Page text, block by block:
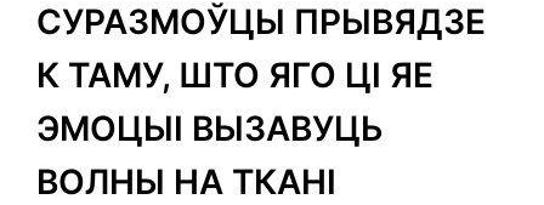
СУРАЗМОЎЦЫ ПРЫВЯДЗЕ
К ТАМУ, ШТО ЯГО ЦІ ЯЕ
ЭМОЦЫІ ВЫЗАВУЦЬ
ВОЛНЫ НА ТКАНІ